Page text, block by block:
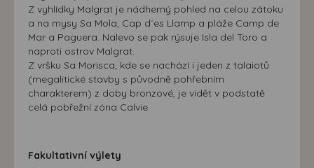
Z vyhlídky Malgrat je nádherný pohled na celou zátoku
a na mysy Sa Mola, Cap d´es Llamp a pláže Camp de
Mar a Paguera. Nalevo se pak rýsuje Isla del Toro a
naproti ostrov Malgrat.
Z vršku Sa Morisca, kde se nachází i jeden z talaiotů
(megalitické stavby s původně pohřebním
charakterem) z doby bronzové, je vidět v podstatě
celá pobřežní zóna Calvie.
Fakultativní výlety